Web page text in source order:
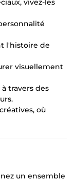
vivez-les
l'histoire de
visuellement
travers des
où
un ensemble